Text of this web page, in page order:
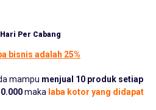
Per Cabang
bisnis adalah 25%
mampu menjual 10 produk setiap
maka laba kotor yang didapat